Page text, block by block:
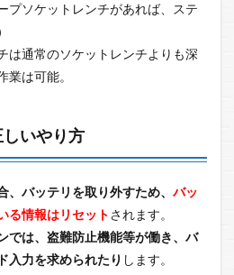
プソケットレンチがあれば、ステ
は通常のソケットレンチよりも深
業は可能。
いやり方
、バッテリを取り外すため、 バッ
る情報はリセットされます。
では、盗難防止機能等が働き、バ
入力を求められたり します。